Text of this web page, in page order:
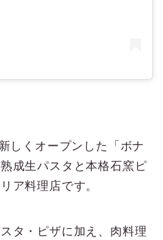
しくオープンした「ボナ
成生パスタと本格石窯ピ
ア料理店です。
タ・ピザに加え、肉料理